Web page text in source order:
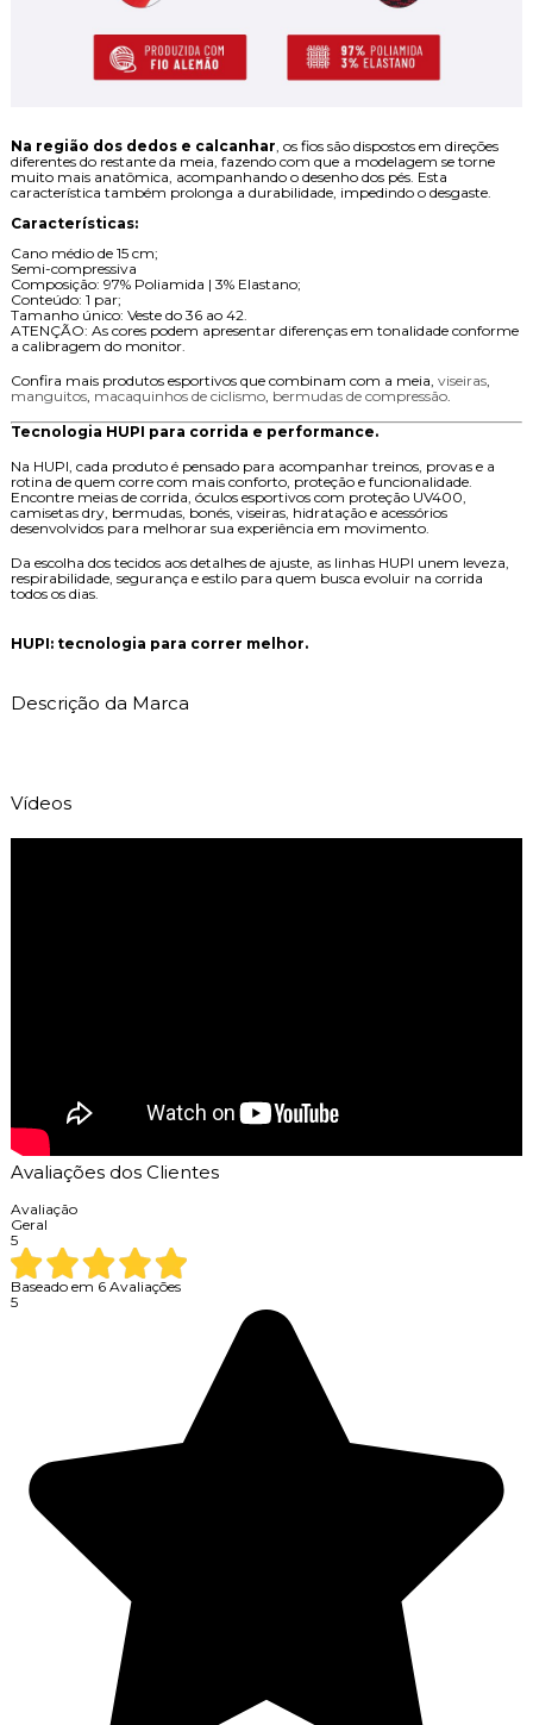
Na região dos dedos e calcanhar, os fios são dispostos em direções
diferentes do restante da meia, fazendo com que a modelagem se torne
muito mais anatômica, acompanhando o desenho dos pés. Esta
característica também prolonga a durabilidade, impedindo o desgaste.
Características:
Cano médio de 15 cm;
Semi-compressiva
Composição: 97% Poliamida | 3% Elastano;
Conteúdo: 1 par;
Tamanho único: Veste do 36 ao 42.
ATENÇÃO: As cores podem apresentar diferenças em tonalidade conforme
a calibragem do monitor.
Confira mais produtos esportivos que combinam com a meia, viseiras,
manguitos, macaquinhos de ciclismo, bermudas de compressão.
Tecnologia HUPI para corrida e performance.
Na HUPI, cada produto é pensado para acompanhar treinos, provas e a
rotina de quem corre com mais conforto, proteção e funcionalidade.
Encontre meias de corrida, óculos esportivos com proteção UV400,
camisetas dry, bermudas, bonés, viseiras, hidratação e acessórios
desenvolvidos para melhorar sua experiência em movimento.
Da escolha dos tecidos aos detalhes de ajuste, as linhas HUPI unem leveza,
respirabilidade, segurança e estilo para quem busca evoluir na corrida
todos os dias.
HUPI: tecnologia para correr melhor.
Descrição da Marca
Vídeos
Avaliações dos Clientes
Avaliação
Geral
5
Baseado em 6Avaliações
5